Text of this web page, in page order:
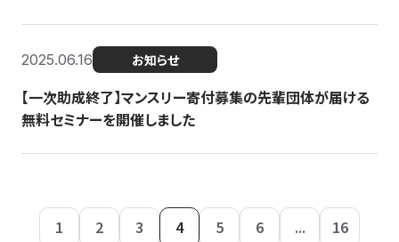
2025.06.16 お知らせ
【一次助成終了】マンスリー寄付募集の先輩団体が届ける
無料セミナーを開催しました
1 2 3 4 5 6 ... 16